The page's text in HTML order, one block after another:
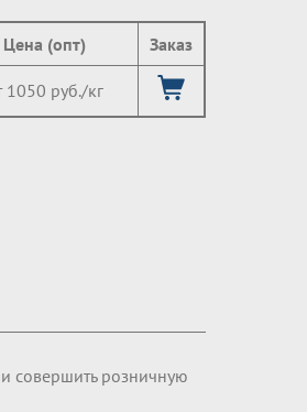
Цена (опт) Заказ
1050 руб./кг
совершить розничную